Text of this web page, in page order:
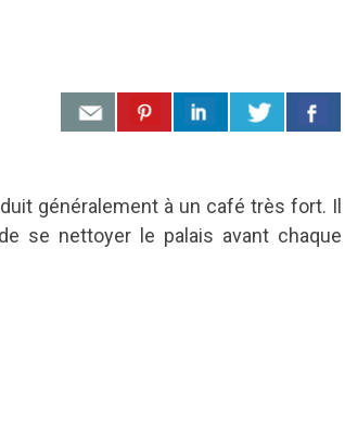
généralement à un café très fort. Il
se nettoyer le palais avant chaque